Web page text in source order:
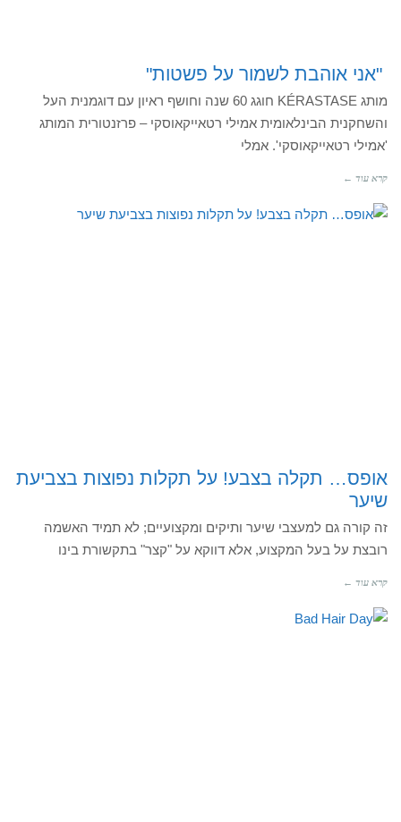
"אני אוהבת לשמור על פשטות"
מותג KÉRASTASE חוגג 60 שנה וחושף ראיון עם דוגמנית העל
והשחקנית הבינלאומית אמילי רטאייקאוסקי – פרזנטורית המותג
'אמילי רטאייקאוסקי'. אמלי
קרא עוד ←
אופס… תקלה בצבע! על תקלות נפוצות בצביעת
שיער
זה קורה גם למעצבי שיער ותיקים ומקצועיים; לא תמיד האשמה
רובצת על בעל המקצוע, אלא דווקא על "קצר" בתקשורת בינו
קרא עוד ←